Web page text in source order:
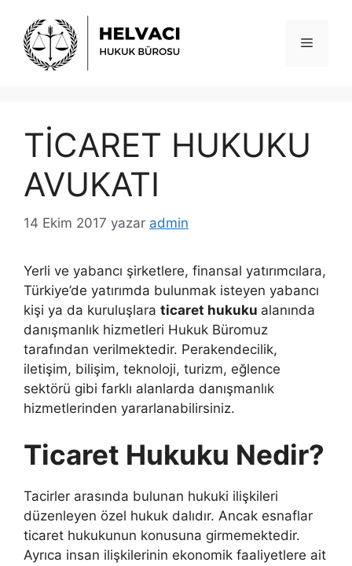
Menü
TİCARET HUKUKU
AVUKATI
14 Ekim 2017 yazar admin
Yerli ve yabancı şirketlere, finansal yatırımcılara,
Türkiye’de yatırımda bulunmak isteyen yabancı
kişi ya da kuruluşlara ticaret hukuku alanında
danışmanlık hizmetleri Hukuk Büromuz
tarafından verilmektedir. Perakendecilik,
iletişim, bilişim, teknoloji, turizm, eğlence
sektörü gibi farklı alanlarda danışmanlık
hizmetlerinden yararlanabilirsiniz.
Ticaret Hukuku Nedir?
Tacirler arasında bulunan hukuki ilişkileri
düzenleyen özel hukuk dalıdır. Ancak esnaflar
ticaret hukukunun konusuna girmemektedir.
Ayrıca insan ilişkilerinin ekonomik faaliyetlere ait